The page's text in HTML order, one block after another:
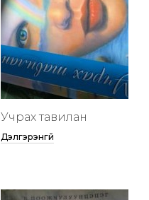
Учрах тавилан
Дэлгэрэнгүй